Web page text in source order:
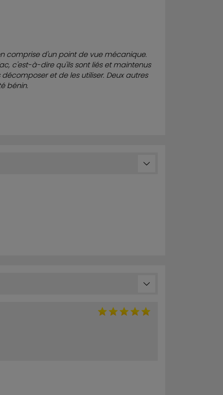
comprise d'un point de vue mécanique.
c'est-à-dire qu'ils sont liés et maintenus
et de les utiliser. Deux autres
bénin.